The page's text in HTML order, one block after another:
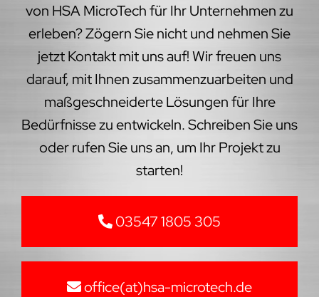
von HSA MicroTech für Ihr Unternehmen zu
erleben? Zögern Sie nicht und nehmen Sie
jetzt Kontakt mit uns auf! Wir freuen uns
darauf, mit Ihnen zusammenzuarbeiten und
maßgeschneiderte Lösungen für Ihre
Bedürfnisse zu entwickeln. Schreiben Sie uns
oder rufen Sie uns an, um Ihr Projekt zu
starten!
03547 1805 305
office(at)hsa-microtech.de